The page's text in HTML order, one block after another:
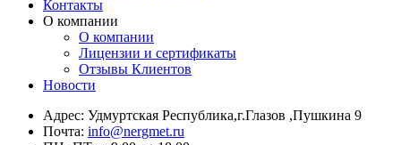
Контакты
О компании
О компании
Лицензии и сертификаты
Отзывы Клиентов
Новости
Адрес: Удмуртская Республика,г.Глазов ,Пушкина 9
Почта: info@nergmet.ru